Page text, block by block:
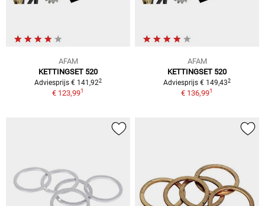
AFAM
KETTINGSET 520
Adviesprijs € 141,922
€ 123,991
AFAM
KETTINGSET 520
Adviesprijs € 149,432
€ 136,991